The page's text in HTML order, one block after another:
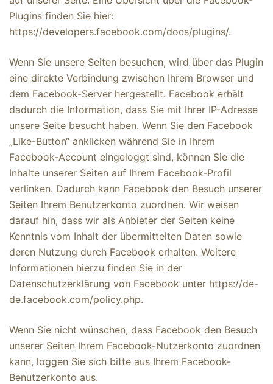
Plugins finden Sie hier:
https://developers.facebook.com/docs/plugins/.
Wenn Sie unsere Seiten besuchen, wird über das Plugin
eine direkte Verbindung zwischen Ihrem Browser und
dem Facebook-Server hergestellt. Facebook erhält
dadurch die Information, dass Sie mit Ihrer IP-Adresse
unsere Seite besucht haben. Wenn Sie den Facebook
„Like-Button“ anklicken während Sie in Ihrem
Facebook-Account eingeloggt sind, können Sie die
Inhalte unserer Seiten auf Ihrem Facebook-Profil
verlinken. Dadurch kann Facebook den Besuch unserer
Seiten Ihrem Benutzerkonto zuordnen. Wir weisen
darauf hin, dass wir als Anbieter der Seiten keine
Kenntnis vom Inhalt der übermittelten Daten sowie
deren Nutzung durch Facebook erhalten. Weitere
Informationen hierzu finden Sie in der
Datenschutzerklärung von Facebook unter https://de-
de.facebook.com/policy.php.
Wenn Sie nicht wünschen, dass Facebook den Besuch
unserer Seiten Ihrem Facebook-Nutzerkonto zuordnen
kann, loggen Sie sich bitte aus Ihrem Facebook-
Benutzerkonto aus.